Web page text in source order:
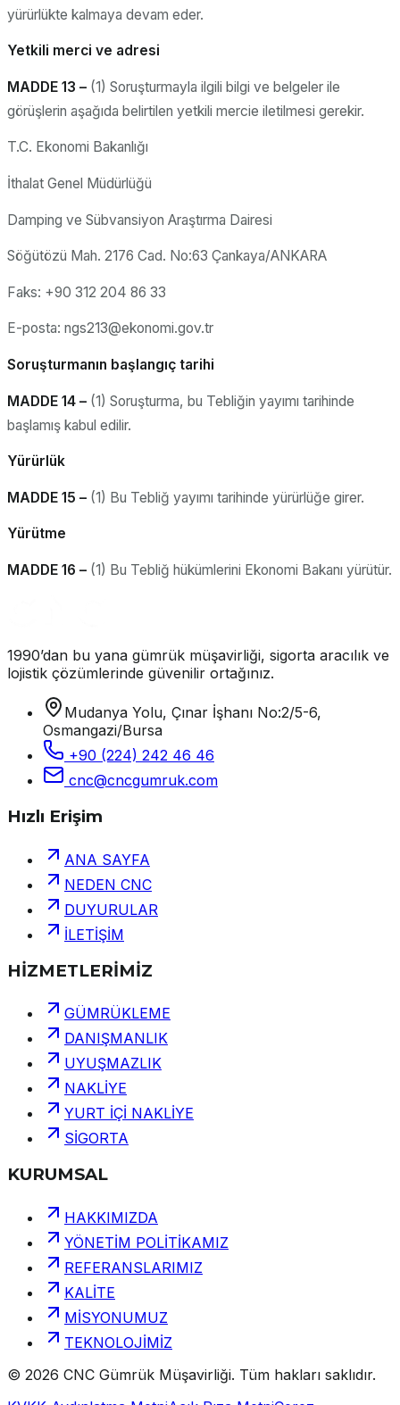
yürürlükte kalmaya devam eder.
Yetkili merci ve adresi
MADDE 13 – (1) Soruşturmayla ilgili bilgi ve belgeler ile
görüşlerin aşağıda belirtilen yetkili mercie iletilmesi gerekir.
T.C. Ekonomi Bakanlığı
İthalat Genel Müdürlüğü
Damping ve Sübvansiyon Araştırma Dairesi
Söğütözü Mah. 2176 Cad. No:63 Çankaya/ANKARA
Faks: +90 312 204 86 33
E-posta: ngs213@ekonomi.gov.tr
Soruşturmanın başlangıç tarihi
MADDE 14 – (1) Soruşturma, bu Tebliğin yayımı tarihinde
başlamış kabul edilir.
Yürürlük
MADDE 15 – (1) Bu Tebliğ yayımı tarihinde yürürlüğe girer.
Yürütme
MADDE 16 – (1) Bu Tebliğ hükümlerini Ekonomi Bakanı yürütür.
1990’dan bu yana gümrük müşavirliği, sigorta aracılık ve
lojistik çözümlerinde güvenilir ortağınız.
Mudanya Yolu, Çınar İşhanı No:2/5-6,
Osmangazi/Bursa
+90 (224) 242 46 46
cnc@cncgumruk.com
Hızlı Erişim
ANA SAYFA
NEDEN CNC
DUYURULAR
İLETİŞİM
HİZMETLERİMİZ
GÜMRÜKLEME
DANIŞMANLIK
UYUŞMAZLIK
NAKLİYE
YURT İÇİ NAKLİYE
SİGORTA
KURUMSAL
HAKKIMIZDA
YÖNETİM POLİTİKAMIZ
REFERANSLARIMIZ
KALİTE
MİSYONUMUZ
TEKNOLOJİMİZ
© 2026 CNC Gümrük Müşavirliği. Tüm hakları saklıdır.